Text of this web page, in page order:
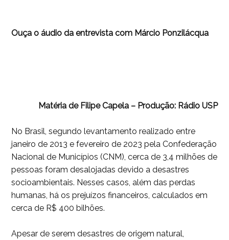
Ouça o áudio da entrevista com Márcio Ponzilácqua
Matéria de Filipe Capela – Produção: Rádio USP
No Brasil, segundo levantamento realizado entre
janeiro de 2013 e fevereiro de 2023 pela Confederação
Nacional de Municípios (CNM), cerca de 3,4 milhões de
pessoas foram desalojadas devido a desastres
socioambientais. Nesses casos, além das perdas
humanas, há os prejuízos financeiros, calculados em
cerca de R$ 400 bilhões.
Apesar de serem desastres de origem natural,